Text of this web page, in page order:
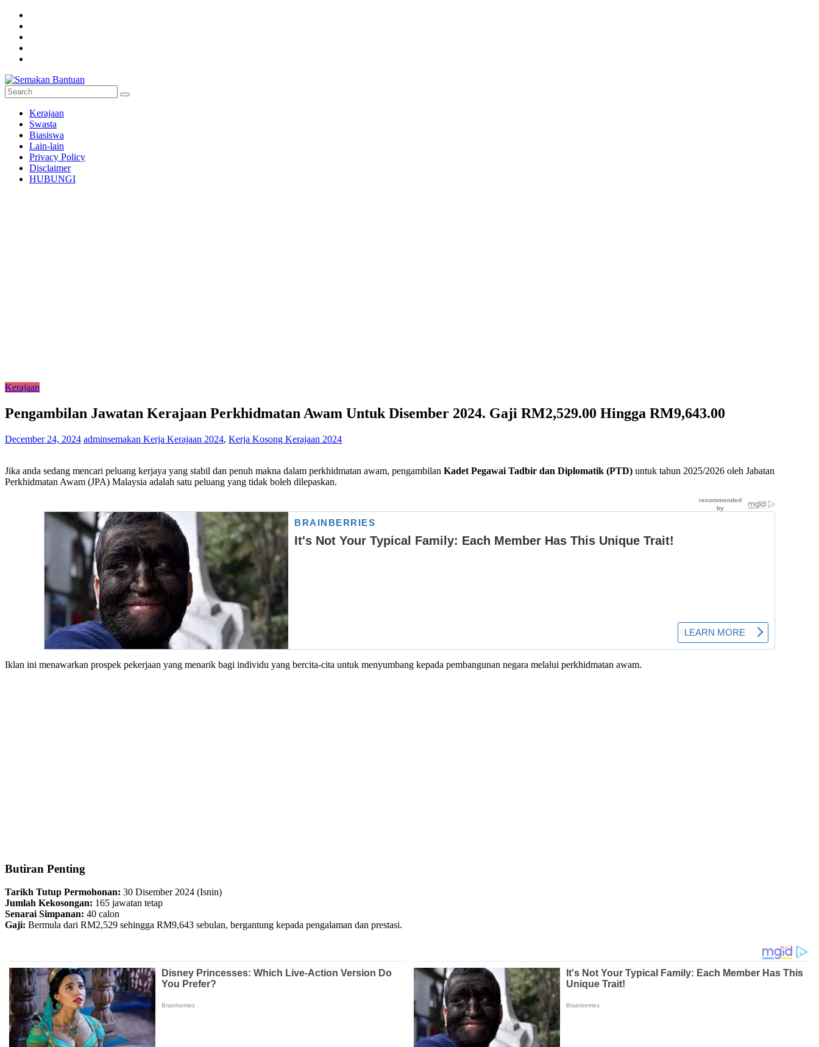
Skip
content
Semakan
Bantuan
Semakan
untuk
semua
Kerajaan
Swasta
Biasiswa
Lain-lain
Privacy Policy
Disclaimer
HUBUNGI
Kerajaan
Pengambilan Jawatan Kerajaan Perkhidmatan Awam Untuk Disember 2024. Gaji RM2,529.00 Hingga RM9,643.00
December 24, 2024 adminsemakan Kerja Kerajaan 2024, Kerja Kosong Kerajaan 2024
Jika anda sedang mencari peluang kerjaya yang stabil dan penuh makna dalam perkhidmatan awam, pengambilan Kadet Pegawai Tadbir dan Diplomatik (PTD) untuk tahun 2025/2026 oleh Jabatan
Perkhidmatan Awam (JPA) Malaysia adalah satu peluang yang tidak boleh dilepaskan.
Iklan ini menawarkan prospek pekerjaan yang menarik bagi individu yang bercita-cita untuk menyumbang kepada pembangunan negara melalui perkhidmatan awam.
Butiran Penting
Tarikh Tutup Permohonan: 30 Disember 2024 (Isnin)
Jumlah Kekosongan: 165 jawatan tetap
Senarai Simpanan: 40 calon
Gaji: Bermula dari RM2,529 sehingga RM9,643 sebulan, bergantung kepada pengalaman dan prestasi.